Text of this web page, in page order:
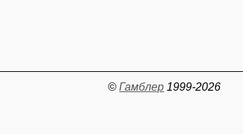
©Гамблер 1999-2026